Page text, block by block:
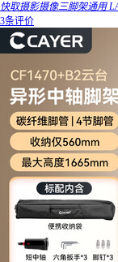
快取摄影摄像三脚架通用
3条评价